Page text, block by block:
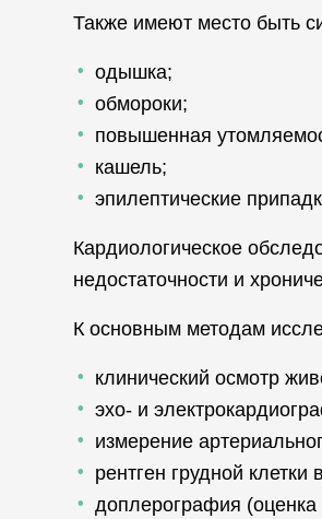
Также имеют место быть
одышка;
обмороки;
повышенная
кашель;
эпилептические
Кардиологическое
недостаточности и
К основным методам
клинический осмотр
эхо- и
измерение
рентген грудной клетки
доплерография (оценка